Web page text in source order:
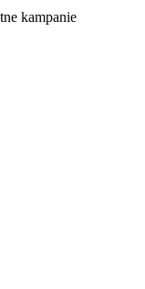
kampanie